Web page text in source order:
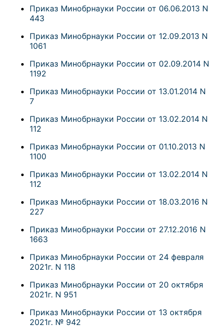
Приказ Минобрнауки России от 06.06.2013 N
443
Приказ Минобрнауки России от 12.09.2013 N
1061
Приказ Минобрнауки России от 02.09.2014 N
1192
Приказ Минобрнауки России от 13.01.2014 N
7
Приказ Минобрнауки России от 13.02.2014 N
112
Приказ Минобрнауки России от 01.10.2013 N
1100
Приказ Минобрнауки России от 13.02.2014 N
112
Приказ Минобрнауки России от 18.03.2016 N
227
Приказ Минобрнауки России от 27.12.2016 N
1663
Приказ Минобрнауки России от 24 февраля
2021г. N 118
Приказ Минобрнауки России от 20 октября
2021г. N 951
Приказ Минобрнауки России от 13 октября
2021г. № 942